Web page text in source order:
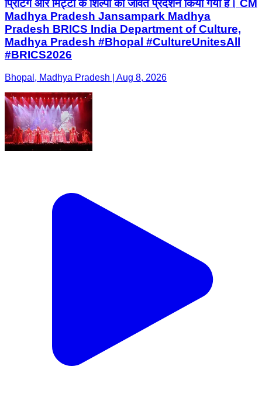
प्रिंटिंग और मिट्टी के शिल्पों का जीवंत प्रदर्शन किया गया है। CM
Madhya Pradesh Jansampark Madhya
Pradesh BRICS India Department of Culture,
Madhya Pradesh #Bhopal #CultureUnitesAll
#BRICS2026
Bhopal, Madhya Pradesh | Aug 8, 2026